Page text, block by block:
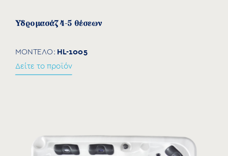
Υδρομασάζ 4-5 θέσεων
ΜΟΝΤΕΛΟ: HL-1005
Δείτε το προϊόν